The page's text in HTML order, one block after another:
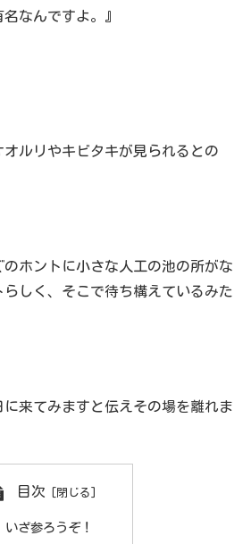
なんですよ。』
ルリやキビタキが見られるとの
ホントに小さな人工の池の所がな
しく、そこで待ち構えているみた
来てみますと伝えその場を離れま
目次
いざ参ろうぞ！